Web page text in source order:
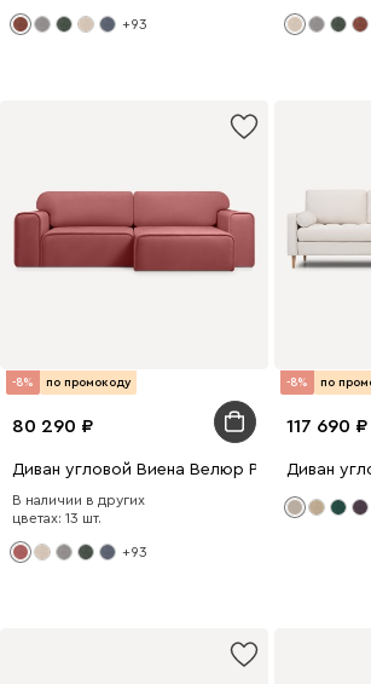
+93
-8% по промокоду
80 290
Диван угловой Виена Велюр Розовый
В наличии в других
цветах: 13 шт.
+93
-8% по
117 690
Диван